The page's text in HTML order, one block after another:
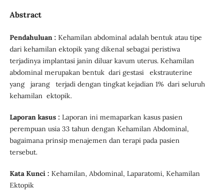
Abstract
Pendahuluan : Kehamilan abdominal adalah bentuk atau tipe
dari kehamilan ektopik yang dikenal sebagai peristiwa
terjadinya implantasi janin diluar kavum uterus. Kehamilan
abdominal merupakan bentuk dari gestasi ekstrauterine
yang jarang terjadi dengan tingkat kejadian 1% dari seluruh
kehamilan ektopik.
Laporan kasus : Laporan ini memaparkan kasus pasien
perempuan usia 33 tahun dengan Kehamilan Abdominal,
bagaimana prinsip menajemen dan terapi pada pasien
tersebut.
Kata Kunci : Kehamilan, Abdominal, Laparatomi, Kehamilan
Ektopik